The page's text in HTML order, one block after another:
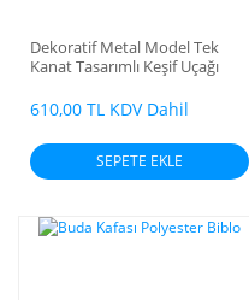
Dekoratif Metal Model Tek
Kanat Tasarımlı Keşif Uçağı
610,00 TL KDV Dahil
SEPETE EKLE